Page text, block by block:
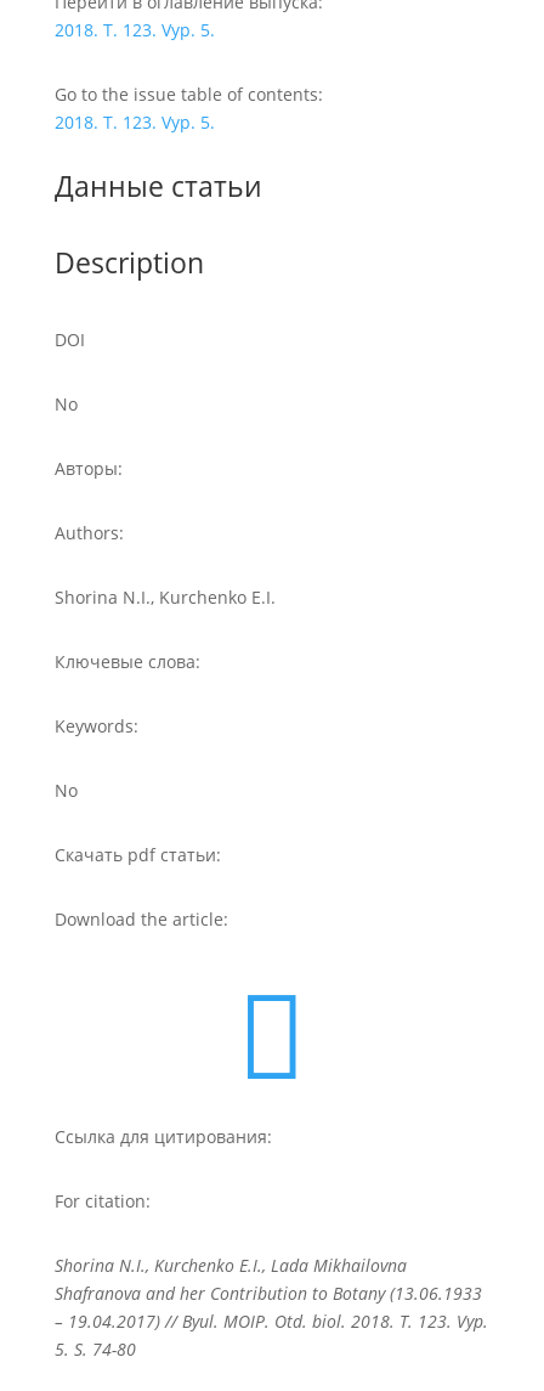
2018. T. 123. Vyp. 5.
Go to the issue table of contents:
2018. T. 123. Vyp. 5.
Данные статьи
Description
DOI
No
Авторы:
Authors:
Shorina N.I., Kurchenko E.I.
Ключевые слова:
Keywords:
No
Скачать pdf статьи:
Download the article:

Ссылка для цитирования:
For citation:
Shorina N.I., Kurchenko E.I., Lada Mikhailovna
Shafranova and her Contribution to Botany (13.06.1933
– 19.04.2017) // Byul. MOIP. Otd. biol. 2018. T. 123. Vyp.
5. S. 74-80